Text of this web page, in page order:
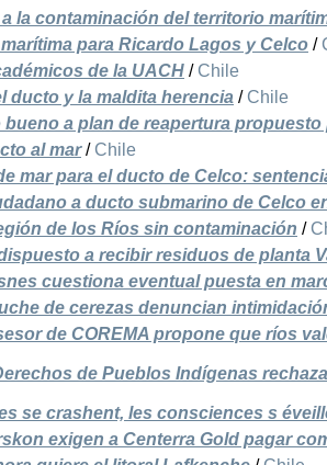
la contaminación del territorio
para Ricardo Lagos y Celco /
de la UACH / Chile
ducto y la maldita herencia / Chile
a plan de reapertura
al mar/ Chile
mar para el ducto de Celco:
a ducto submarino de Celco
de los Ríos sin contaminación /
a recibir residuos de planta
cuestiona eventual puesta en
de cerezas denuncian
de COREMA propone que ríos
de Pueblos Indígenas
se crashent, les consciences s
exigen a Centerra Gold pagar